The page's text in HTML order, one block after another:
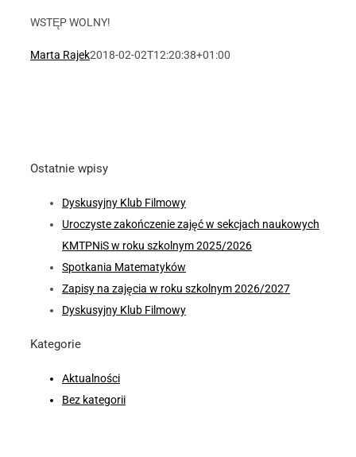
WSTĘP WOLNY!
Marta Rajek2018-02-02T12:20:38+01:00
Ostatnie wpisy
Dyskusyjny Klub Filmowy
Uroczyste zakończenie zajęć w sekcjach naukowych
KMTPNiS w roku szkolnym 2025/2026
Spotkania Matematyków
Zapisy na zajęcia w roku szkolnym 2026/2027
Dyskusyjny Klub Filmowy
Kategorie
Aktualności
Bez kategorii